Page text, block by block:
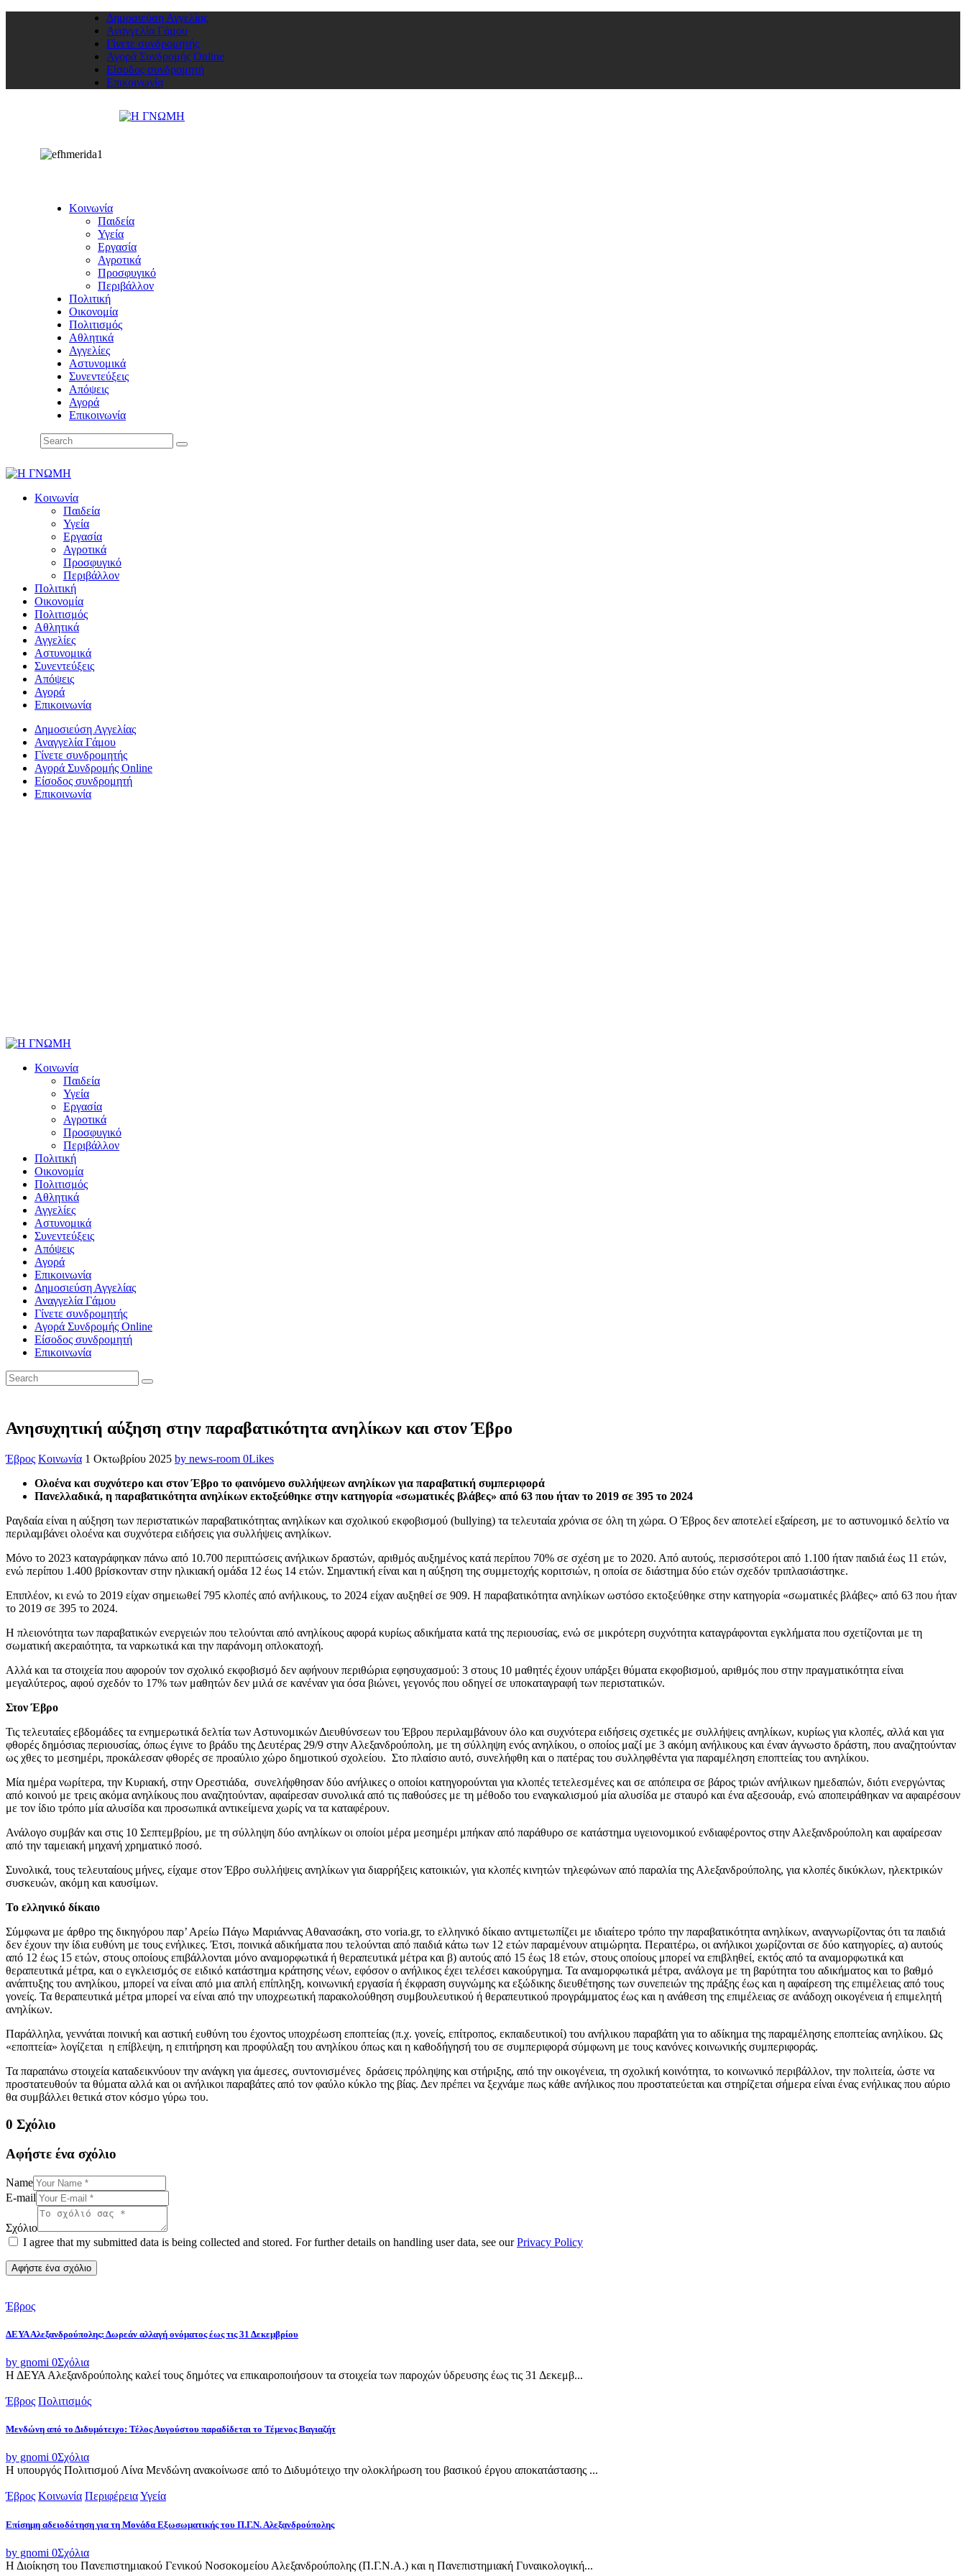
Δημοσιεύση Αγγελίας
Αναγγελία Γάμου
Γίνετε συνδρομητής
Αγορά Συνδρομής Online
Είσοδος συνδρομητή
Επικοινωνία
Κοινωνία
Παιδεία
Υγεία
Εργασία
Αγροτικά
Προσφυγικό
Περιβάλλον
Πολιτική
Οικονομία
Πολιτισμός
Αθλητικά
Αγγελίες
Αστυνομικά
Συνεντεύξεις
Απόψεις
Αγορά
Επικοινωνία
Κοινωνία
Παιδεία
Υγεία
Εργασία
Αγροτικά
Προσφυγικό
Περιβάλλον
Πολιτική
Οικονομία
Πολιτισμός
Αθλητικά
Αγγελίες
Αστυνομικά
Συνεντεύξεις
Απόψεις
Αγορά
Επικοινωνία
Δημοσιεύση Αγγελίας
Αναγγελία Γάμου
Γίνετε συνδρομητής
Αγορά Συνδρομής Online
Είσοδος συνδρομητή
Επικοινωνία
Κοινωνία
Παιδεία
Υγεία
Εργασία
Αγροτικά
Προσφυγικό
Περιβάλλον
Πολιτική
Οικονομία
Πολιτισμός
Αθλητικά
Αγγελίες
Αστυνομικά
Συνεντεύξεις
Απόψεις
Αγορά
Επικοινωνία
Δημοσιεύση Αγγελίας
Αναγγελία Γάμου
Γίνετε συνδρομητής
Αγορά Συνδρομής Online
Είσοδος συνδρομητή
Επικοινωνία
Ανησυχητική αύξηση στην παραβατικότητα ανηλίκων και στον Έβρο
Έβρος Κοινωνία 1 Οκτωβρίου 2025 by news-room 0Likes
Ολοένα και συχνότερο και στον Έβρο το φαινόμενο συλλήψεων ανηλίκων για παραβατική συμπεριφορά
Πανελλαδικά, η παραβατικότητα ανηλίκων εκτοξεύθηκε στην κατηγορία «σωματικές βλάβες» από 63 που ήταν το 2019 σε 395 το 2024
Ραγδαία είναι η αύξηση των περιστατικών παραβατικότητας ανηλίκων και σχολικού εκφοβισμού (bullying) τα τελευταία χρόνια σε όλη τη χώρα. Ο Έβρος δεν αποτελεί εξαίρεση, με το αστυνομικό δελτίο να
περιλαμβάνει ολοένα και συχνότερα ειδήσεις για συλλήψεις ανηλίκων.
Μόνο το 2023 καταγράφηκαν πάνω από 10.700 περιπτώσεις ανήλικων δραστών, αριθμός αυξημένος κατά περίπου 70% σε σχέση με το 2020. Από αυτούς, περισσότεροι από 1.100 ήταν παιδιά έως 11 ετών,
ενώ περίπου 1.400 βρίσκονταν στην ηλικιακή ομάδα 12 έως 14 ετών. Σημαντική είναι και η αύξηση της συμμετοχής κοριτσιών, η οποία σε διάστημα δύο ετών σχεδόν τριπλασιάστηκε.
Επιπλέον, κι ενώ το 2019 είχαν σημειωθεί 795 κλοπές από ανήλικους, το 2024 είχαν αυξηθεί σε 909. Η παραβατικότητα ανηλίκων ωστόσο εκτοξεύθηκε στην κατηγορία «σωματικές βλάβες» από 63 που ήταν
το 2019 σε 395 το 2024.
Η πλειονότητα των παραβατικών ενεργειών που τελούνται από ανηλίκους αφορά κυρίως αδικήματα κατά της περιουσίας, ενώ σε μικρότερη συχνότητα καταγράφονται εγκλήματα που σχετίζονται με τη
σωματική ακεραιότητα, τα ναρκωτικά και την παράνομη οπλοκατοχή.
Αλλά και τα στοιχεία που αφορούν τον σχολικό εκφοβισμό δεν αφήνουν περιθώρια εφησυχασμού: 3 στους 10 μαθητές έχουν υπάρξει θύματα εκφοβισμού, αριθμός που στην πραγματικότητα είναι
μεγαλύτερος, αφού σχεδόν το 17% των μαθητών δεν μιλά σε κανέναν για όσα βιώνει, γεγονός που οδηγεί σε υποκαταγραφή των περιστατικών.
Στον Έβρο
Τις τελευταίες εβδομάδες τα ενημερωτικά δελτία των Αστυνομικών Διευθύνσεων του Έβρου περιλαμβάνουν όλο και συχνότερα ειδήσεις σχετικές με συλλήψεις ανηλίκων, κυρίως για κλοπές, αλλά και για
φθορές δημόσιας περιουσίας, όπως έγινε το βράδυ της Δευτέρας 29/9 στην Αλεξανδρούπολη, με τη σύλληψη ενός ανηλίκου, ο οποίος μαζί με 3 ακόμη ανήλικους και έναν άγνωστο δράστη, που αναζητούνταν
ως χθες το μεσημέρι, προκάλεσαν φθορές σε προαύλιο χώρο δημοτικού σχολείου. Στο πλαίσιο αυτό, συνελήφθη και ο πατέρας του συλληφθέντα για παραμέληση εποπτείας του ανηλίκου.
Μία ημέρα νωρίτερα, την Κυριακή, στην Ορεστιάδα, συνελήφθησαν δύο ανήλικες ο οποίοι κατηγορούνται για κλοπές τετελεσμένες και σε απόπειρα σε βάρος τριών ανήλικων ημεδαπών, διότι ενεργώντας
από κοινού με τρεις ακόμα ανηλίκους που αναζητούνταν, αφαίρεσαν συνολικά από τις παθούσες με τη μέθοδο του εναγκαλισμού μία αλυσίδα με σταυρό και ένα αξεσουάρ, ενώ αποπειράθηκαν να αφαιρέσουν
με τον ίδιο τρόπο μία αλυσίδα και προσωπικά αντικείμενα χωρίς να τα καταφέρουν.
Ανάλογο συμβάν και στις 10 Σεπτεμβρίου, με τη σύλληψη δύο ανηλίκων οι οποίοι μέρα μεσημέρι μπήκαν από παράθυρο σε κατάστημα υγειονομικού ενδιαφέροντος στην Αλεξανδρούπολη και αφαίρεσαν
από την ταμειακή μηχανή χρηματικό ποσό.
Συνολικά, τους τελευταίους μήνες, είχαμε στον Έβρο συλλήψεις ανηλίκων για διαρρήξεις κατοικιών, για κλοπές κινητών τηλεφώνων από παραλία της Αλεξανδρούπολης, για κλοπές δικύκλων, ηλεκτρικών
συσκευών, ακόμη και καυσίμων.
Το ελληνικό δίκαιο
Σύμφωνα με άρθρο της δικηγόρου παρ’ Αρείω Πάγω Μαριάννας Αθανασάκη, στο voria.gr, το ελληνικό δίκαιο αντιμετωπίζει με ιδιαίτερο τρόπο την παραβατικότητα ανηλίκων, αναγνωρίζοντας ότι τα παιδιά
δεν έχουν την ίδια ευθύνη με τους ενήλικες. Έτσι, ποινικά αδικήματα που τελούνται από παιδιά κάτω των 12 ετών παραμένουν ατιμώρητα. Περαιτέρω, οι ανήλικοι χωρίζονται σε δύο κατηγορίες, α) αυτούς
από 12 έως 15 ετών, στους οποίους επιβάλλονται μόνο αναμορφωτικά ή θεραπευτικά μέτρα και β) αυτούς από 15 έως 18 ετών, στους οποίους μπορεί να επιβληθεί, εκτός από τα αναμορφωτικά και
θεραπευτικά μέτρα, και ο εγκλεισμός σε ειδικό κατάστημα κράτησης νέων, εφόσον ο ανήλικος έχει τελέσει κακούργημα. Τα αναμορφωτικά μέτρα, ανάλογα με τη βαρύτητα του αδικήματος και το βαθμό
ανάπτυξης του ανηλίκου, μπορεί να είναι από μια απλή επίπληξη, κοινωνική εργασία ή έκφραση συγνώμης κα εξώδικης διευθέτησης των συνεπειών της πράξης έως και η αφαίρεση της επιμέλειας από τους
γονείς. Τα θεραπευτικά μέτρα μπορεί να είναι από την υποχρεωτική παρακολούθηση συμβουλευτικού ή θεραπευτικού προγράμματος έως και η ανάθεση της επιμέλειας σε ανάδοχη οικογένεια ή επιμελητή
ανηλίκων.
Παράλληλα, γεννάται ποινική και αστική ευθύνη του έχοντος υποχρέωση εποπτείας (π.χ. γονείς, επίτροπος, εκπαιδευτικοί) του ανήλικου παραβάτη για το αδίκημα της παραμέλησης εποπτείας ανηλίκου. Ως
«εποπτεία» λογίζεται η επίβλεψη, η επιτήρηση και προφύλαξη του ανηλίκου όπως και η καθοδήγησή του σε συμπεριφορά σύμφωνη με τους κανόνες κοινωνικής συμπεριφοράς.
Τα παραπάνω στοιχεία καταδεικνύουν την ανάγκη για άμεσες, συντονισμένες δράσεις πρόληψης και στήριξης, από την οικογένεια, τη σχολική κοινότητα, το κοινωνικό περιβάλλον, την πολιτεία, ώστε να
προστατευθούν τα θύματα αλλά και οι ανήλικοι παραβάτες από τον φαύλο κύκλο της βίας. Δεν πρέπει να ξεχνάμε πως κάθε ανήλικος που προστατεύεται και στηρίζεται σήμερα είναι ένας ενήλικας που αύριο
θα συμβάλλει θετικά στον κόσμο γύρω του.
0 Σχόλιο
Αφήστε ένα σχόλιο
Name
E-mail
Σχόλιο
I agree that my submitted data is being collected and stored. For further details on handling user data, see ourPrivacy Policy
Έβρος
ΔΕΥΑ Αλεξανδρούπολης: Δωρεάν αλλαγή ονόματος έως τις 31 Δεκεμβρίου
by gnomi 0Σχόλια
Η ΔΕΥΑ Αλεξανδρούπολης καλεί τους δημότες να επικαιροποιήσουν τα στοιχεία των παροχών ύδρευσης έως τις 31 Δεκεμβ...
Έβρος Πολιτισμός
Μενδώνη από το Διδυμότειχο: Τέλος Αυγούστου παραδίδεται το Τέμενος Βαγιαζήτ
by gnomi 0Σχόλια
Η υπουργός Πολιτισμού Λίνα Μενδώνη ανακοίνωσε από το Διδυμότειχο την ολοκλήρωση του βασικού έργου αποκατάστασης ...
Έβρος Κοινωνία ΠεριφέρειαΥγεία
Επίσημη αδειοδότηση για τη Μονάδα Εξωσωματικής του Π.Γ.Ν. Αλεξανδρούπολης
by gnomi 0Σχόλια
Η Διοίκηση του Πανεπιστημιακού Γενικού Νοσοκομείου Αλεξανδρούπολης (Π.Γ.Ν.Α.) και η Πανεπιστημιακή Γυναικολογική...